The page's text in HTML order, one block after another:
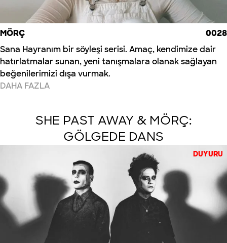
MÖRÇ
0028
Sana Hayranım bir söyleşi serisi. Amaç, kendimize dair
hatırlatmalar sunan, yeni tanışmalara olanak sağlayan
beğenilerimizi dışa vurmak.
DAHA FAZLA
SHE PAST AWAY & MÖRÇ:
GÖLGEDE DANS
DUYURU